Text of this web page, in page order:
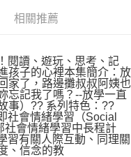
相關推薦
閱讀、遊玩、思考、記
孩子的心裡本集簡介：放
家了，路邊攤叔叔阿姨也
忘記我了嗎？--放學一直
事）?? 系列特色：??
社會情緒學習（Social
社會情緒學習中長程計
習有關人際互動、同理關
、信念的教